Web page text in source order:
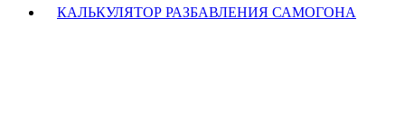
КАЛЬКУЛЯТОР РАЗБАВЛЕНИЯ САМОГОНА